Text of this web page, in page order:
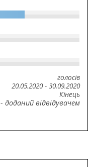
голосів
20.05.2020- 30.09.2020
Кінець
- доданий відвідувачем